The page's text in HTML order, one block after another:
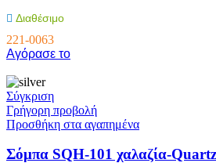
Διαθέσιμο
221-0063
Αγόρασε το
Σύγκριση
Γρήγορη προβολή
Προσθήκη στα αγαπημένα
Σόμπα SQH-101 χαλαζία-